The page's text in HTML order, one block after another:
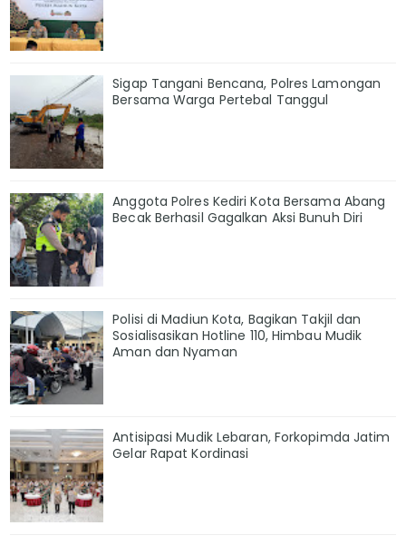
Sigap Tangani Bencana, Polres Lamongan
Bersama Warga Pertebal Tanggul
Anggota Polres Kediri Kota Bersama Abang
Becak Berhasil Gagalkan Aksi Bunuh Diri
Polisi di Madiun Kota, Bagikan Takjil dan
Sosialisasikan Hotline 110, Himbau Mudik
Aman dan Nyaman
Antisipasi Mudik Lebaran, Forkopimda Jatim
Gelar Rapat Kordinasi